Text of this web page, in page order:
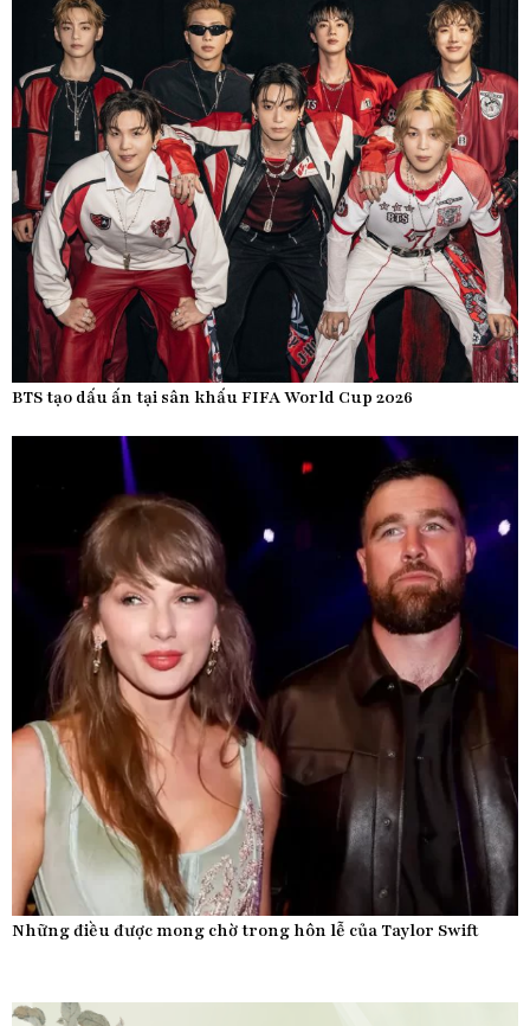
BTS tạo dấu ấn tại sân khấu FIFA World Cup 2026
Những điều được mong chờ trong hôn lễ của Taylor Swift